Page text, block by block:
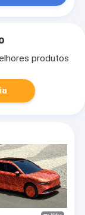
produtos